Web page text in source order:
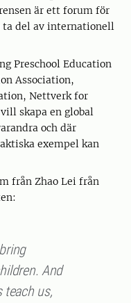
är ett forum för
ta del av internationell
Preschool Education
Association,
Nettverk for
skapa en global
och där
exempel kan
från Zhao Lei från
And
teach us,